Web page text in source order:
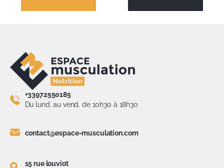
+33972550185
Du lund. au vend. de 10h30 à 18h30
contact@espace-musculation.com
15 rue louviot